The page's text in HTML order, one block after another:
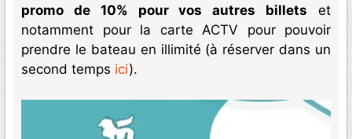
promo de 10% pour vos autres billets et
notamment pour la carte ACTV pour pouvoir
prendre le bateau en illimité (à réserver dans un
second temps ici).